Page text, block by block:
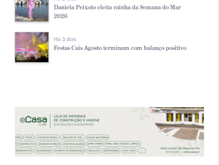
Daniela Peixoto eleita rainha da Semana do Mar
2026
Há 3 dias
Festas Cais Agosto terminam com balanço positivo